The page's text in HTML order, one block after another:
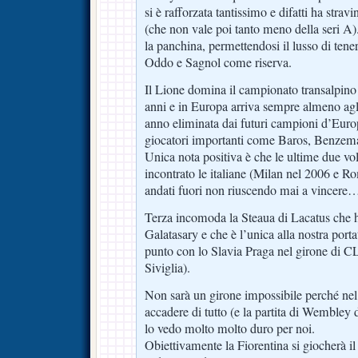
si è rafforzata tantissimo e difatti ha
(che non vale poi tanto meno della seri
la panchina, permettendosi il lusso di
Oddo e Sagnol come riserva.
Il Lione domina il campionato
anni e in Europa arriva sempre almeno
anno eliminata dai futuri campioni
giocatori importanti come Baros,
Unica nota positiva è che le ultime due
incontrato le italiane (Milan nel 2006 e
andati fuori non riuscendo mai a
Terza incomoda la Steaua di Lacatus che
Galatasary e che è l’unica alla nostra
punto con lo Slavia Praga nel girone di
Siviglia).
Non sarà un girone impossibile perché
accadere di tutto (e la partita di Wembley
lo vedo molto molto duro per noi.
Obiettivamente la Fiorentina si giocherà